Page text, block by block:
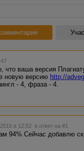
что ваша версия
новую версию http://
- 4, фраза - 4.
в 12:52 в ответ на #1
94% Сейчас добавлю